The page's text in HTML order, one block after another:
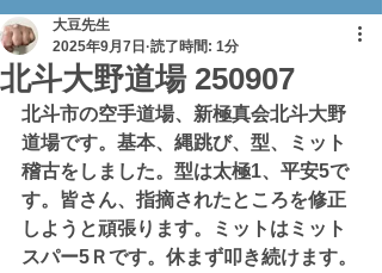
北斗大野道場 250907
大豆先生
2025年9月7日 読了時間: 1分
北斗市の空手道場、新極真会北斗大野
道場です。基本、縄跳び、型、ミット
稽古をしました。型は太極1、平安5で
す。皆さん、指摘されたところを修正
しようと頑張ります。ミットはミット
スパー5Ｒです。休まず叩き続けます。